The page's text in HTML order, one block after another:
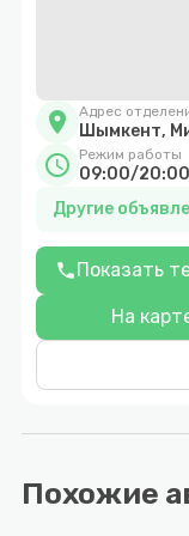
location_on Адрес
Шымкент,
schedule Режим работы
09:00/20:00
Другие
phoneПоказать
На
Похожие